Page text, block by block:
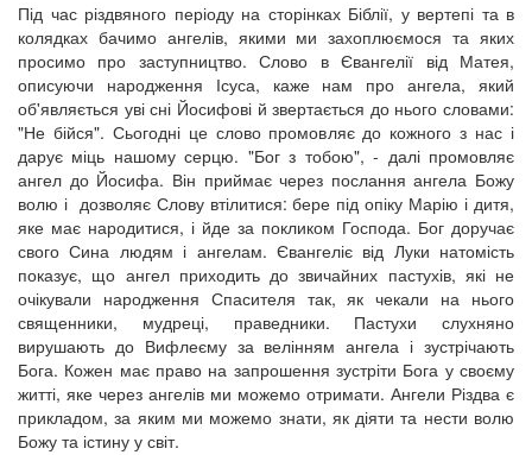
Під час різдвяного періоду на сторінках Біблії, у вертепі та в
колядках бачимо ангелів, якими ми захоплюємося та яких
просимо про заступництво. Слово в Євангелії від Матея,
описуючи народження Ісуса, каже нам про ангела, який
об'являється уві сні Йосифові й звертається до нього словами:
"Не бійся". Сьогодні це слово промовляє до кожного з нас і
дарує міць нашому серцю. "Бог з тобою", - далі промовляє
ангел до Йосифа. Він приймає через послання ангела Божу
волю і дозволяє Слову втілитися: бере під опіку Марію і дитя,
яке має народитися, і йде за покликом Господа. Бог доручає
свого Сина людям і ангелам. Євангеліє від Луки натомість
показує, що ангел приходить до звичайних пастухів, які не
очікували народження Спасителя так, як чекали на нього
священники, мудреці, праведники. Пастухи слухняно
вирушають до Вифлеєму за велінням ангела і зустрічають
Бога. Кожен має право на запрошення зустріти Бога у своєму
житті, яке через ангелів ми можемо отримати. Ангели Різдва є
прикладом, за яким ми можемо знати, як діяти та нести волю
Божу та істину у світ.